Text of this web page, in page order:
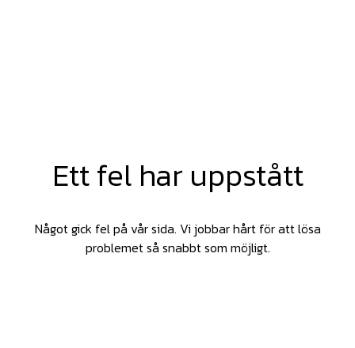
Ett fel har uppstått
Något gick fel på vår sida. Vi jobbar hårt för att lösa
problemet så snabbt som möjligt.